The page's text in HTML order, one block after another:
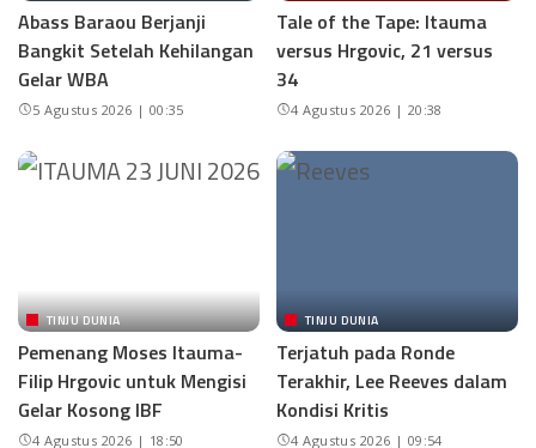
Abass Baraou Berjanji
Bangkit Setelah Kehilangan
Gelar WBA
5 Agustus 2026 | 00:35
Tale of the Tape: Itauma
versus Hrgovic, 21 versus
34
4 Agustus 2026 | 20:38
TINJU DUNIA
Pemenang Moses Itauma-
Filip Hrgovic untuk Mengisi
Gelar Kosong IBF
4 Agustus 2026 | 18:50
TINJU DUNIA
Terjatuh pada Ronde
Terakhir, Lee Reeves dalam
Kondisi Kritis
4 Agustus 2026 | 09:54